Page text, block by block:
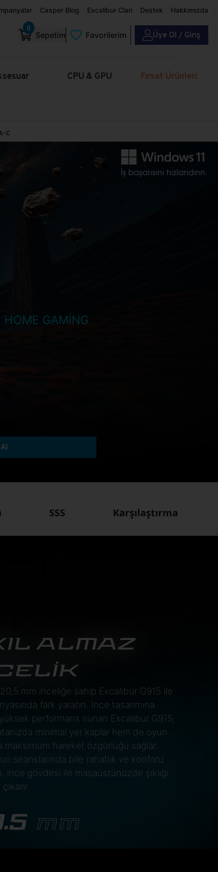
Casper Blog Excalibur Clan Destek Hakkımızda
0
Sepetim Favorilerim Üye Ol / Giriş
CPU & GPU Fırsat Ürünleri
C
GAMİNG
SSS Karşılaştırma
ALMAZ
mm inceliğe sahip Excalibur G915 ile
fark yaratın. İnce tasarımına
performans sunan Excalibur G915,
minimal yer kaplar hem de oyun
maksimum hareket özgürlüğü sağlar.
seanslarında bile rahatlık ve konforu
ince gövdesi ile masaüstünüzde şıklığı
MM